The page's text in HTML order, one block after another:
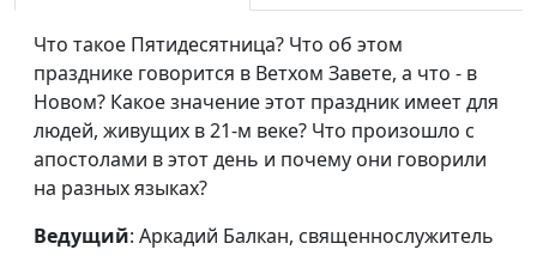
Илии
священнослужитель
Победа пророка
Илии
Аркадий Балкан,
священнослужитель
#89
Важность слова
Что такое Пятидесятница? Что об этом
празднике говорится в Ветхом Завете, а что - в
Новом? Какое значение этот праздник имеет для
людей, живущих в 21-м веке? Что произошло с
апостолами в этот день и почему они говорили
на разных языках?
Ведущий: Аркадий Балкан, священнослужитель